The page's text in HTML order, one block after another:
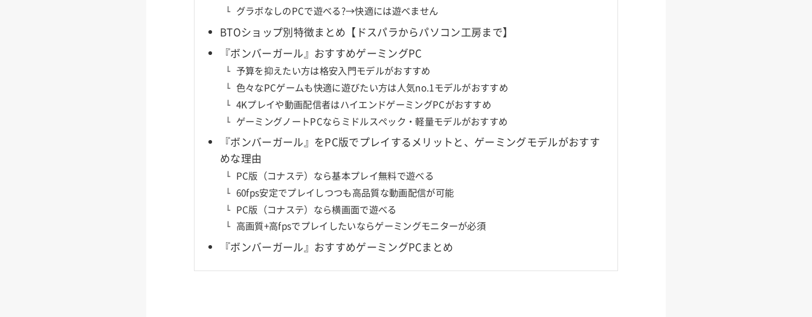
グラボなしのPCで遊べる?→快適には遊べません
BTOショップ別特徴まとめ【ドスパラからパソコン工房まで】
『ボンバーガール』おすすめゲーミングPC
予算を抑えたい方は格安入門モデルがおすすめ
色々なPCゲームも快適に遊びたい方は人気no.1モデルがおすすめ
4Kプレイや動画配信者はハイエンドゲーミングPCがおすすめ
ゲーミングノートPCならミドルスペック・軽量モデルがおすすめ
『ボンバーガール』をPC版でプレイするメリットと、ゲーミングモデルがおすす
めな理由
PC版（コナステ）なら基本プレイ無料で遊べる
60fps安定でプレイしつつも高品質な動画配信が可能
PC版（コナステ）なら横画面で遊べる
高画質+高fpsでプレイしたいならゲーミングモニターが必須
『ボンバーガール』おすすめゲーミングPCまとめ